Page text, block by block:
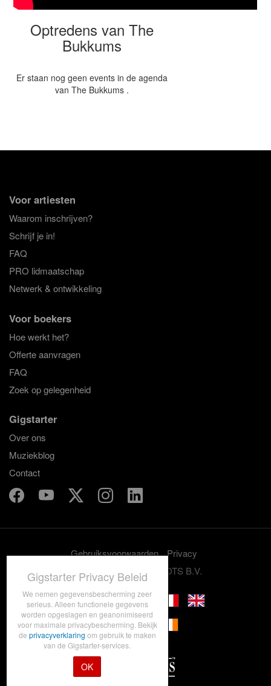
Optredens van The
Bukkums
Er staan nog geen events in de agenda
van The Bukkums .
Voor artiesten
Waarom inschrijven?
Schrijf je in!
FAQ
PRO lidmaatschap
Netwerk & ontwikkeling
Voor boekers
Hoe werkt het?
Offerte aanvragen
FAQ
Zoek op gelegenheid
Gigstarter
Over ons
Muziekblog
Contact
Gebruiksvoorwaarden
Privacy
© 2012-2026 GRASSROOTS B.V.
Gigstarter Privacy Beleid
We nemen gegevensbescherming zeer
serieus. Alleen functionele gegevens
worden opgeslagen en geanonimiseerd
voor maximale privacybescherming. Bekijk
de privacyverklaring om gebruik te maken
van de Gigstarter-services.
OK